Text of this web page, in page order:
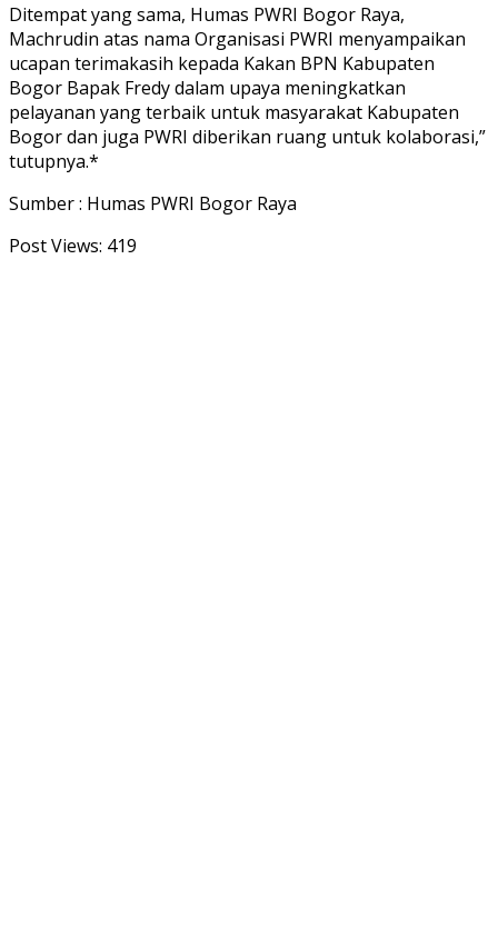
Ditempat yang sama, Humas PWRI Bogor Raya,
Machrudin atas nama Organisasi PWRI menyampaikan
ucapan terimakasih kepada Kakan BPN Kabupaten
Bogor Bapak Fredy dalam upaya meningkatkan
pelayanan yang terbaik untuk masyarakat Kabupaten
Bogor dan juga PWRI diberikan ruang untuk kolaborasi,”
tutupnya.*
Sumber : Humas PWRI Bogor Raya
Post Views: 419